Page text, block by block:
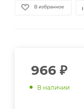
В избранное
966 ₽
В наличии